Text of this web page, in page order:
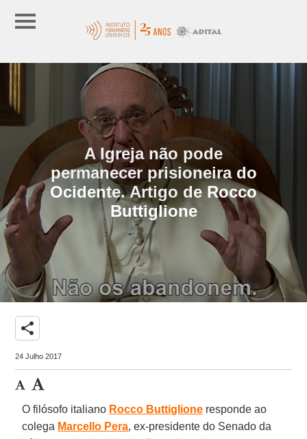
A Igreja não pode
permanecer prisioneira do
Ocidente. Artigo de Rocco
Buttiglione
share
24 Julho 2017
O filósofo italiano Rocco Buttiglione responde ao
colega Marcello Pera, ex-presidente do Senado da